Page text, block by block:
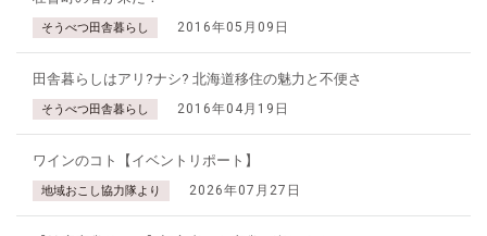
そうべつ田舎暮らし 2016年05月09日
田舎暮らしはアリ?ナシ? 北海道移住の魅力と不便さ
そうべつ田舎暮らし 2016年04月19日
ワインのコト【イベントリポート】
地域おこし協力隊より 2026年07月27日